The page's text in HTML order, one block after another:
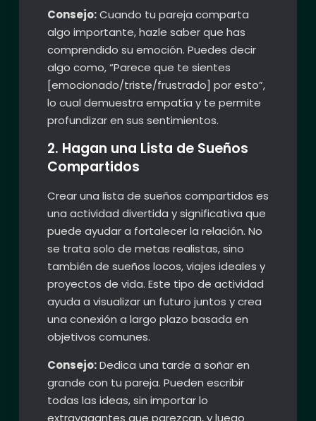
Consejo:Cuando tu pareja comparta
algo importante, hazle saber que has
comprendido su emoción. Puedes decir
algo como, “Parece que te sientes
[emocionado/triste/frustrado] por esto”,
lo cual demuestra empatía y te permite
profundizar en sus sentimientos.
2. Hagan una Lista de Sueños
Compartidos
Crear una lista de sueños compartidos es
una actividad divertida y significativa que
puede ayudar a fortalecer la relación. No
se trata solo de metas realistas, sino
también de sueños locos, viajes ideales y
proyectos de vida. Este tipo de actividad
ayuda a visualizar un futuro juntos y crea
una conexión a largo plazo basada en
objetivos comunes.
Consejo:Dedica una tarde a soñar en
grande con tu pareja. Pueden escribir
todas las ideas, sin importar lo
extravagantes que parezcan, y luego